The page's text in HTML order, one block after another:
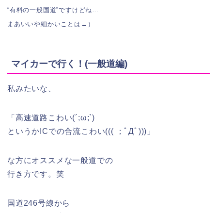
“有料の一般国道”ですけどね…
まあいいや細かいことは←）
マイカーで行く！(一般道編)
私みたいな、
「高速道路こわい(´;ω;`)
というかICでの合流こわい((( ；ﾟДﾟ)))」
な方にオススメな一般道での
行き方です。笑
国道246号線から